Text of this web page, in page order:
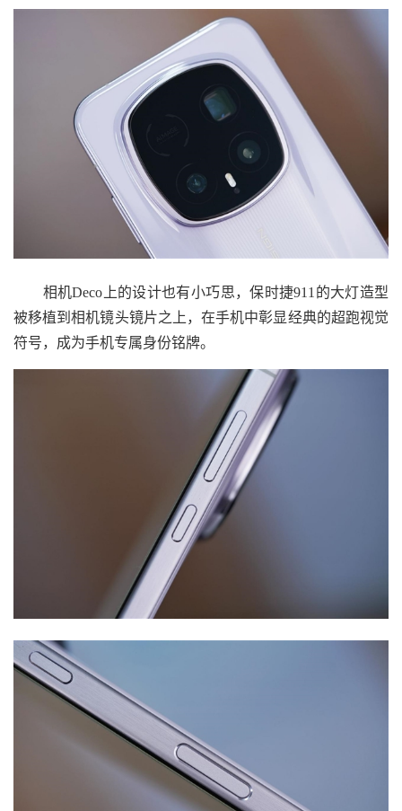
相机Deco上的设计也有小巧思，保时捷911的大灯造型
被移植到相机镜头镜片之上，在手机中彰显经典的超跑视觉
符号，成为手机专属身份铭牌。